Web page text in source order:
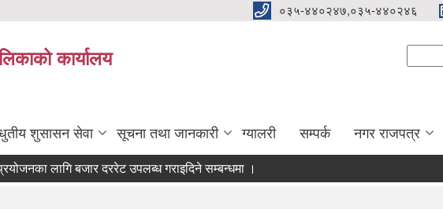
०३५-४४०२४७,०३५-४४०२४६
कार्यालय
शुसासन सेवा सूचना तथा जानकारी ग्यालरी सम्पर्क नगर राजपत्र
लागि बजार दररेट उपलब्ध गराइदिने सम्बन्धमा ।
सम्वन्धी सूचना।